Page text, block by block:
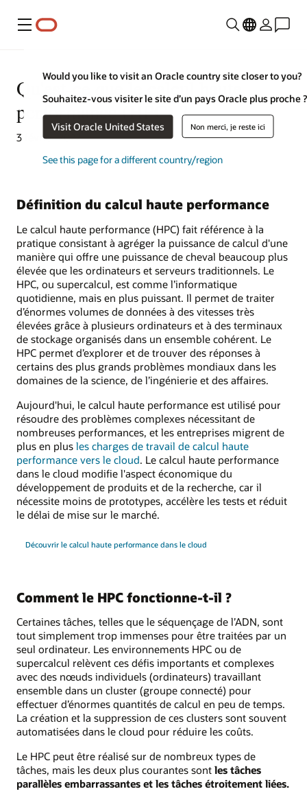
Menu
Would you like to visit an Oracle country site closer to you?
Souhaitez-vous visiter le site d’un pays Oracle plus proche ?
Visit Oracle United States Non merci, je reste ici
See this page for a different country/region
Qu'est-ce que le calcul haute
performance (HPC) ?
3 février 2022
Définition du calcul haute performance
Le calcul haute performance (HPC) fait référence à la
pratique consistant à agréger la puissance de calcul d'une
manière qui offre une puissance de cheval beaucoup plus
élevée que les ordinateurs et serveurs traditionnels. Le
HPC, ou supercalcul, est comme l’informatique
quotidienne, mais en plus puissant. Il permet de traiter
d’énormes volumes de données à des vitesses très
élevées grâce à plusieurs ordinateurs et à des terminaux
de stockage organisés dans un ensemble cohérent. Le
HPC permet d’explorer et de trouver des réponses à
certains des plus grands problèmes mondiaux dans les
domaines de la science, de l’ingénierie et des affaires.
Aujourd'hui, le calcul haute performance est utilisé pour
résoudre des problèmes complexes nécessitant de
nombreuses performances, et les entreprises migrent de
plus en plus les charges de travail de calcul haute
performance vers le cloud. Le calcul haute performance
dans le cloud modifie l'aspect économique du
développement de produits et de la recherche, car il
nécessite moins de prototypes, accélère les tests et réduit
le délai de mise sur le marché.
Découvrir le calcul haute performance dans le cloud
Comment le HPC fonctionne-t-il ?
Certaines tâches, telles que le séquençage de l’ADN, sont
tout simplement trop immenses pour être traitées par un
seul ordinateur. Les environnements HPC ou de
supercalcul relèvent ces défis importants et complexes
avec des nœuds individuels (ordinateurs) travaillant
ensemble dans un cluster (groupe connecté) pour
effectuer d’énormes quantités de calcul en peu de temps.
La création et la suppression de ces clusters sont souvent
automatisées dans le cloud pour réduire les coûts.
Le HPC peut être réalisé sur de nombreux types de
tâches, mais les deux plus courantes sont les tâches
parallèles embarrassantes et les tâches étroitement liées.